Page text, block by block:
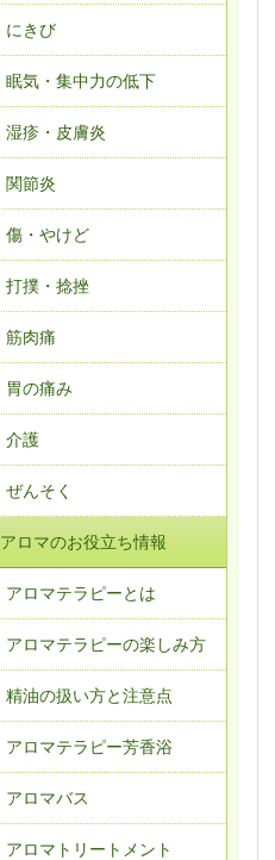
にきび
眠気・集中力の低下
湿疹・皮膚炎
関節炎
傷・やけど
打撲・捻挫
筋肉痛
胃の痛み
介護
ぜんそく
アロマのお役立ち情報
アロマテラピーとは
アロマテラピーの楽しみ方
精油の扱い方と注意点
アロマテラピー芳香浴
アロマバス
アロマトリートメント